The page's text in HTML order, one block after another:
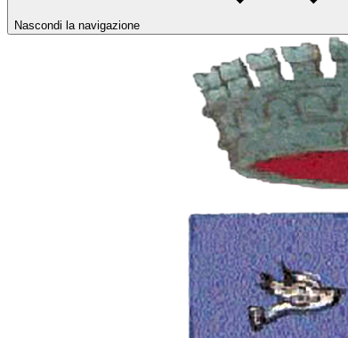
Nascondi la navigazione